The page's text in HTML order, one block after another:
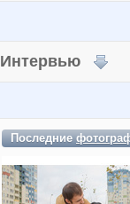
Интервью
Последние